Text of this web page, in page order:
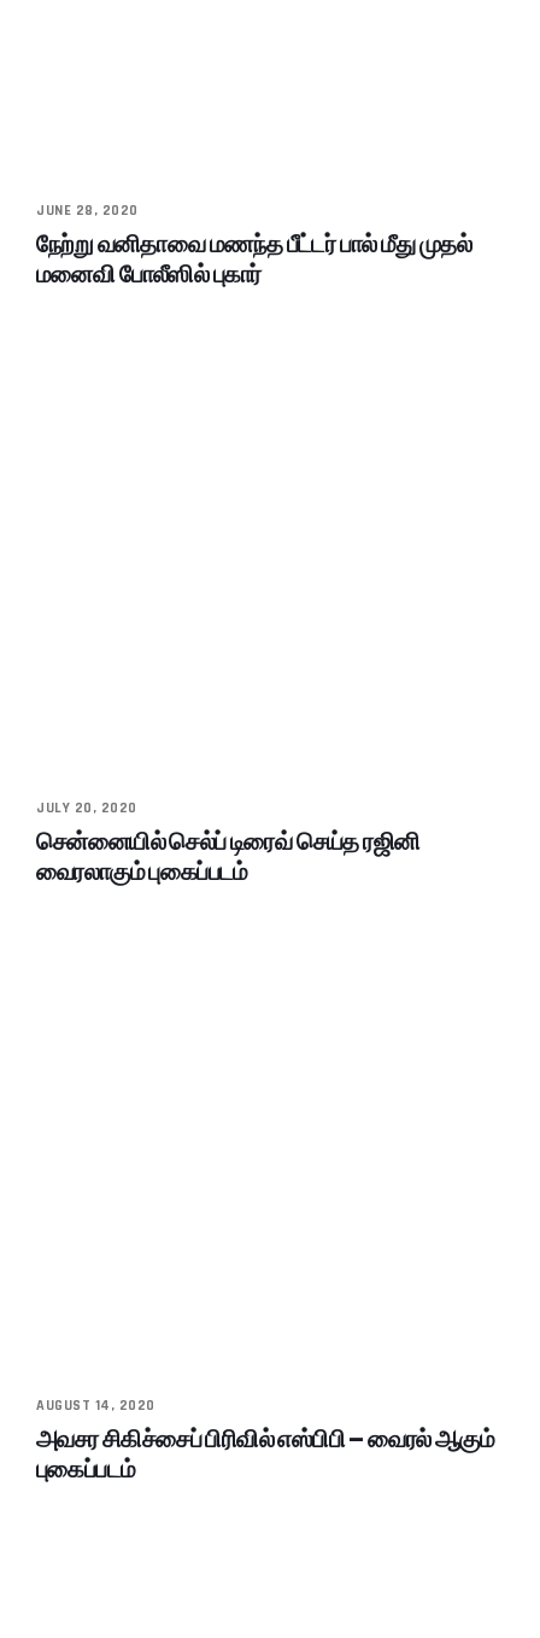
JUNE 28, 2020
நேற்று வனிதாவை மணந்த பீட்டர் பால் மீது முதல்
மனைவி போலீஸில் புகார்
JULY 20, 2020
சென்னையில் செல்ப் டிரைவ் செய்த ரஜினி
வைரலாகும் புகைப்படம்
AUGUST 14, 2020
அவசர சிகிச்சைப் பிரிவில் எஸ்பிபி – வைரல் ஆகும்
புகைப்படம்